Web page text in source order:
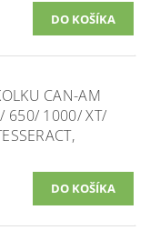
CAN-AM
650/ 1000/ XT/